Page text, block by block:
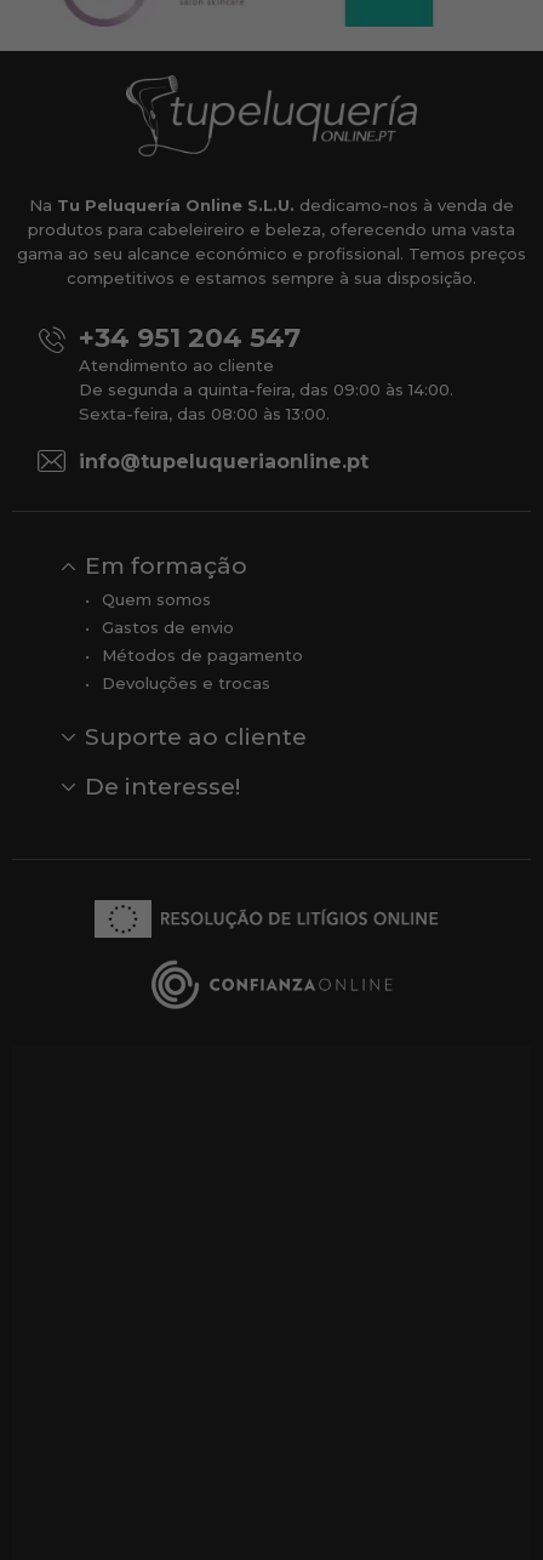
Na Tu Peluquería Online S.L.U. dedicamo-nos à venda de
produtos para cabeleireiro e beleza, oferecendo uma vasta
gama ao seu alcance económico e profissional. Temos preços
competitivos e estamos sempre à sua disposição.
+34 951 204 547
Atendimento ao cliente
De segunda a quinta-feira, das 09:00 às 14:00.
Sexta-feira, das 08:00 às 13:00.
info@tupeluqueriaonline.pt
Em formação
Quem somos
Gastos de envio
Métodos de pagamento
Devoluções e trocas
Suporte ao cliente
Comentários
Comentários do Google
De interesse!